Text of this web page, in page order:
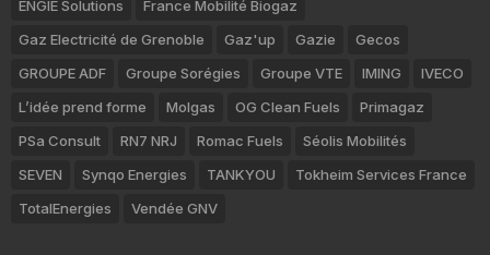
ENGIE Solutions
France Mobilité Biogaz
Gaz Electricité de Grenoble
Gaz'up Gazie
Gecos
GROUPE ADF
Groupe Sorégies Groupe VTE IMING
IVECO
L’idée prend forme
Molgas OG Clean Fuels
Primagaz
PSa Consult
RN7 NRJ Romac Fuels
Séolis Mobilités
SEVEN
Synqo Energies TANKYOU
Tokheim Services France
TotalEnergies
Vendée GNV